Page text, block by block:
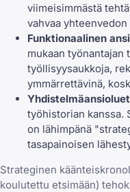
viimeisimmästä
vahvaa
Funktionaalinen
mukaan työnantajan
työllisyysaukkoja,
ymmärrettävinä,
työhistorian kanssa.
on lähimpänä
tasapainoisen
Strateginen
koulutettu etsimään)